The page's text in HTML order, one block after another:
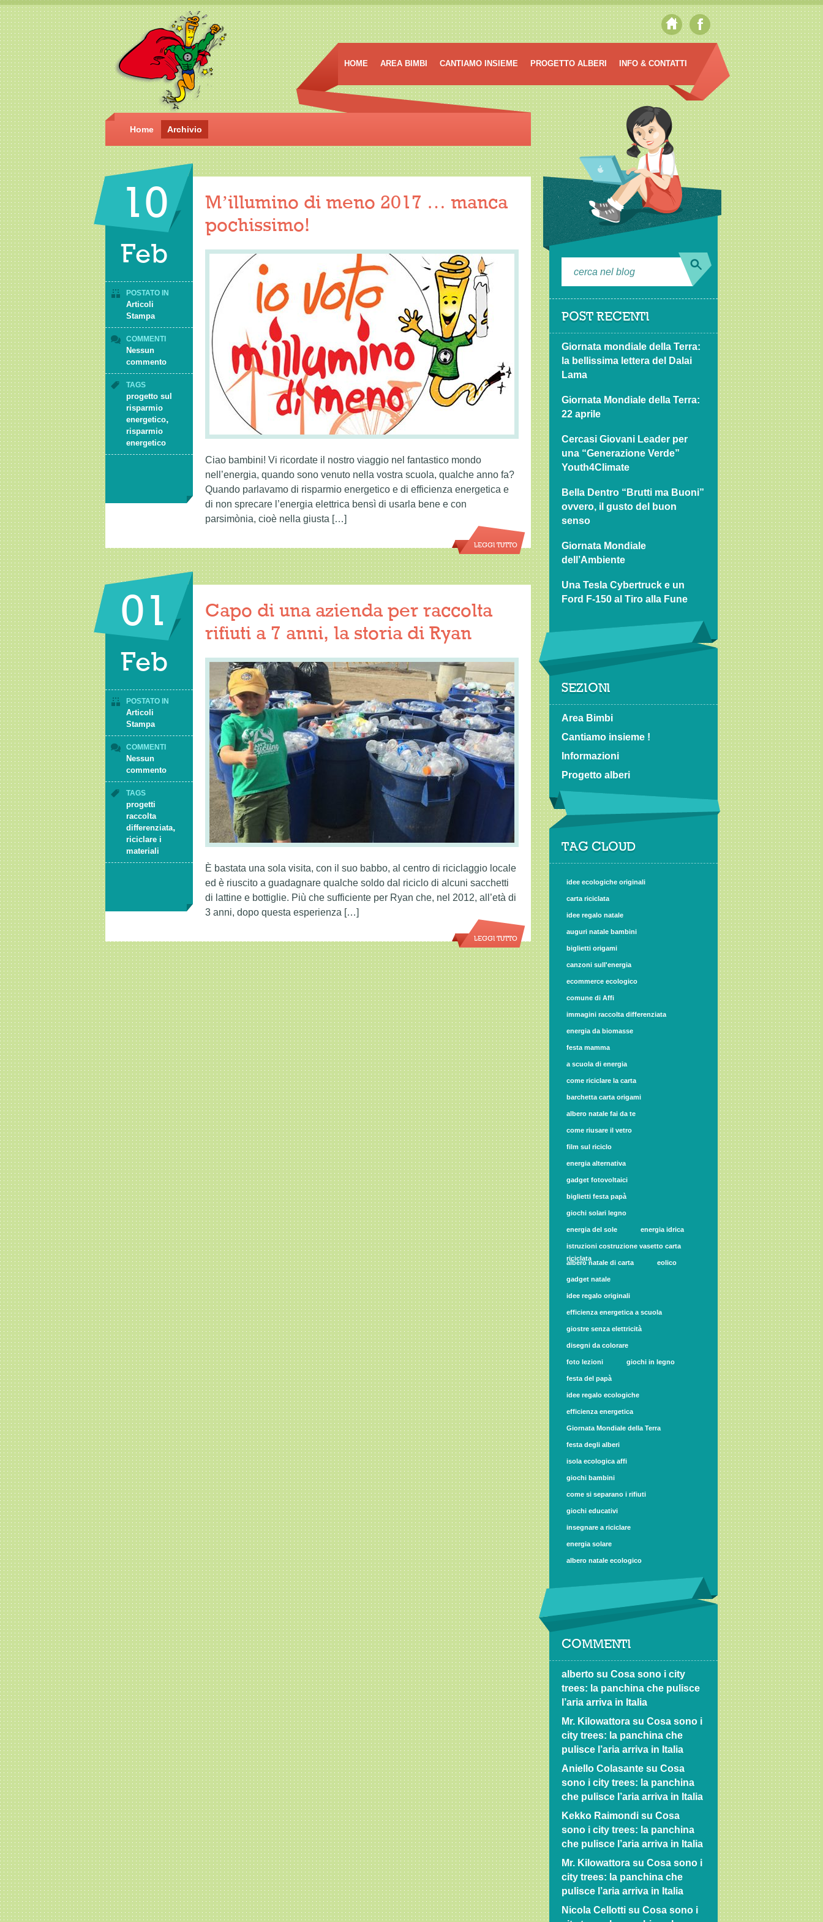
HOME AREA BIMBI CANTIAMO INSIEME PROGETTO ALBERI INFO & CONTATTI
Home Archivio
M’illumino di meno 2017 … manca
pochissimo!
Ciao bambini! Vi ricordate il nostro viaggio nel fantastico mondo
nell’energia, quando sono venuto nella vostra scuola, qualche anno fa?
Quando parlavamo di risparmio energetico e di efficienza energetica e
di non sprecare l’energia elettrica bensì di usarla bene e con
parsimònia, cioè nella giusta […]
10
Feb
POSTATO IN
Articoli
Stampa
COMMENTI
Nessun
commento
TAGS
progetto sul
risparmio
energetico,
risparmio
energetico
LEGGI TUTTO
Capo di una azienda per raccolta
rifiuti a 7 anni, la storia di Ryan
È bastata una sola visita, con il suo babbo, al centro di riciclaggio locale
ed è riuscito a guadagnare qualche soldo dal riciclo di alcuni sacchetti
di lattine e bottiglie. Più che sufficiente per Ryan che, nel 2012, all’età di
3 anni, dopo questa esperienza […]
01
Feb
POSTATO IN
Articoli
Stampa
COMMENTI
Nessun
commento
TAGS
progetti
raccolta
differenziata,
riciclare i
materiali
LEGGI TUTTO
POST RECENTI
Giornata mondiale della Terra:
la bellissima lettera del Dalai
Lama
Giornata Mondiale della Terra:
22 aprile
Cercasi Giovani Leader per
una “Generazione Verde”
Youth4Climate
Bella Dentro “Brutti ma Buoni”
ovvero, il gusto del buon
senso
Giornata Mondiale
dell’Ambiente
Una Tesla Cybertruck e un
Ford F-150 al Tiro alla Fune
SEZIONI
Area Bimbi
Cantiamo insieme !
Informazioni
Progetto alberi
TAG CLOUD
idee ecologiche originali
carta riciclata
idee regalo natale
auguri natale bambini
biglietti origami
canzoni sull'energia
ecommerce ecologico
comune di Affi
immagini raccolta differenziata
energia da biomasse
festa mamma
a scuola di energia
come riciclare la carta
barchetta carta origami
albero natale fai da te
come riusare il vetro
film sul riciclo
energia alternativa
gadget fotovoltaici
biglietti festa papà
giochi solari legno
energia del sole energia idrica
istruzioni costruzione vasetto carta
riciclata
albero natale di carta eolico
gadget natale
idee regalo originali
efficienza energetica a scuola
giostre senza elettricità
disegni da colorare
foto lezioni giochi in legno
festa del papà
idee regalo ecologiche
efficienza energetica
Giornata Mondiale della Terra
festa degli alberi
isola ecologica affi
giochi bambini
come si separano i rifiuti
giochi educativi
insegnare a riciclare
energia solare
albero natale ecologico
COMMENTI
alberto su Cosa sono i city
trees: la panchina che pulisce
l’aria arriva in Italia
Mr. Kilowattora su Cosa sono i
city trees: la panchina che
pulisce l’aria arriva in Italia
Aniello Colasante su Cosa
sono i city trees: la panchina
che pulisce l’aria arriva in Italia
Kekko Raimondi su Cosa
sono i city trees: la panchina
che pulisce l’aria arriva in Italia
Mr. Kilowattora su Cosa sono i
city trees: la panchina che
pulisce l’aria arriva in Italia
Nicola Cellotti su Cosa sono i